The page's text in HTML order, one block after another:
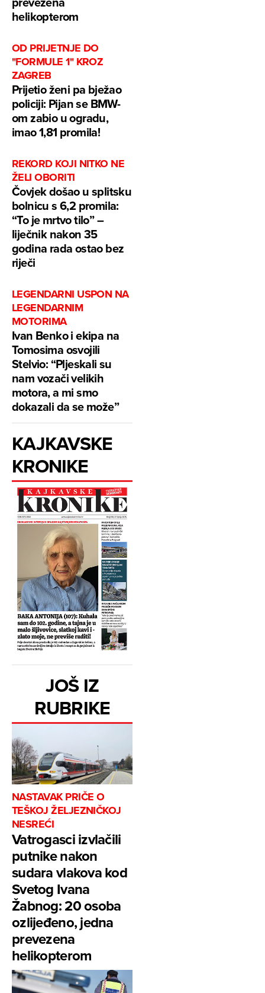
helikopterom
OD PRIJETNJE DO
"FORMULE 1" KROZ
ZAGREB
Prijetio ženi pa bježao
policiji: Pijan se BMW-
om zabio u ogradu,
imao 1,81 promila!
REKORD KOJI NITKO NE
ŽELI OBORITI
Čovjek došao u splitsku
bolnicu s 6,2 promila:
“To je mrtvo tilo” –
liječnik nakon 35
godina rada ostao bez
riječi
LEGENDARNI USPON NA
LEGENDARNIM
MOTORIMA
Ivan Benko i ekipa na
Tomosima osvojili
Stelvio: “Pljeskali su
nam vozači velikih
motora, a mi smo
dokazali da se može”
KAJKAVSKE
KRONIKE
JOŠ IZ
RUBRIKE
NASTAVAK PRIČE O
TEŠKOJ ŽELJEZNIČKOJ
NESREĆI
Vatrogasci izvlačili
putnike nakon
sudara vlakova kod
Svetog Ivana
Žabnog: 20 osoba
ozlijeđeno, jedna
prevezena
helikopterom